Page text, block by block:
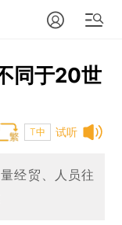
同于20世
试听
T中
经贸、人员往